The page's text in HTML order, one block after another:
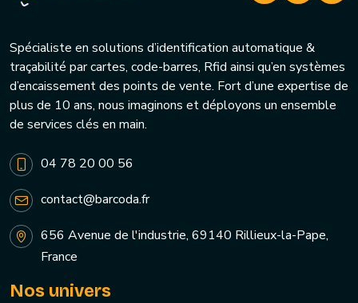
Spécialiste en solutions d’identification automatique &
traçabilité par cartes, code-barres, Rfid ainsi qu’en systèmes
d’encaissement des points de vente. Fort d’une expertise de
plus de 10 ans, nous imaginons et déployons un ensemble
de services clés en main.
04 78 20 00 56
contact@barcoda.fr
656 Avenue de l'industrie, 69140 Rillieux-la-Pape,
France
Nos univers